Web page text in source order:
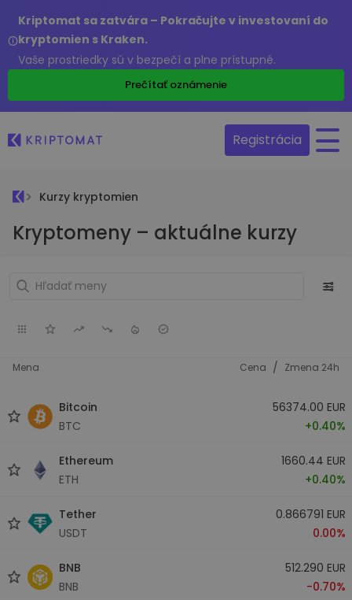
Kriptomat sa zatvára – Pokračujte v investovaní do
kryptomien s Kraken.
Vaše prostriedky sú v bezpečí a plne prístupné.
Prečítať oznámenie
Registrácia
Kurzy kryptomien
Kryptomeny – aktuálne kurzy
Mena Cena / Zmena 24h
Bitcoin
BTC
56374.00 EUR
+0.40%
Ethereum
ETH
1660.44 EUR
+0.40%
Tether
USDT
0.866791 EUR
0.00%
BNB
BNB
512.290 EUR
-0.70%